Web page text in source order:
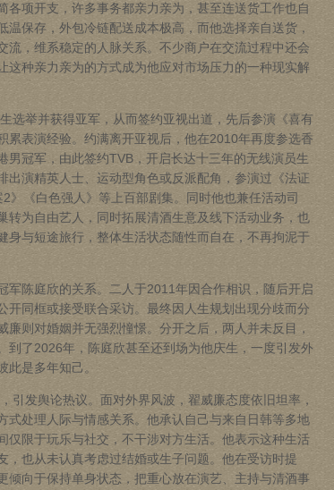
项开支，许多事务都亲力亲为，甚至连送货工作也自
保存，外包冷链配送成本极高，而他选择亲自送货，
，维系稳定的人脉关系。不少商户在交流过程中还会
这种亲力亲为的方式成为他应对市场压力的一种现实解
举并获得亚军，从而签约亚视出道，先后参演《喜有
累表演经验。约满离开亚视后，他在2010年再度参选香
冠军，由此签约TVB，开启长达十三年的无线演员生
演精英人士、运动型角色或反派配角，参演过《法证
》《白色强人》等上百部剧集。同时他也兼任活动司
转为自由艺人，同时拓展清酒生意及线下活动业务，也
身与短途旅行，整体生活状态随性而自在，不再拘泥于
陈庭欣的关系。二人于2011年因合作相识，随后开启
同框或接受联合采访。最终因人生规划出现分歧而分
则对婚姻并无强烈憧憬。分开之后，两人并未反目，
到了2026年，陈庭欣甚至还到场为他庆生，一度引发外
是多年知己。
发舆论热议。面对外界风波，翟威廉态度依旧坦率，
式处理人际与情感关系。他承认自己与来自日韩等多地
仅限于玩乐与社交，不干涉对方生活。他表示这种生活
也从未认真考虑过结婚或生子问题。他在受访时提
倾向于保持单身状态，把重心放在演艺、主持与清酒事